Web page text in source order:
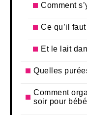
Comment
Ce qu’il
Et le lait
Quelles
Comment
soir pour